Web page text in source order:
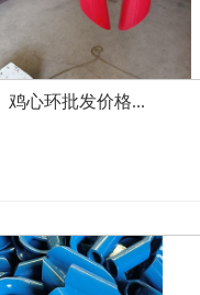
鸡心环批发价格...